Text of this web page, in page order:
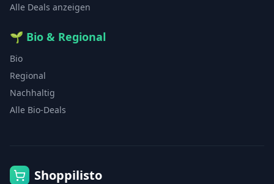
Alle Deals anzeigen
🌱 Bio & Regional
Bio
Regional
Nachhaltig
Alle Bio-Deals
Shoppilisto